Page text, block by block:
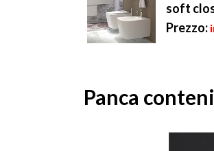
soft
Prezzo:
Panca